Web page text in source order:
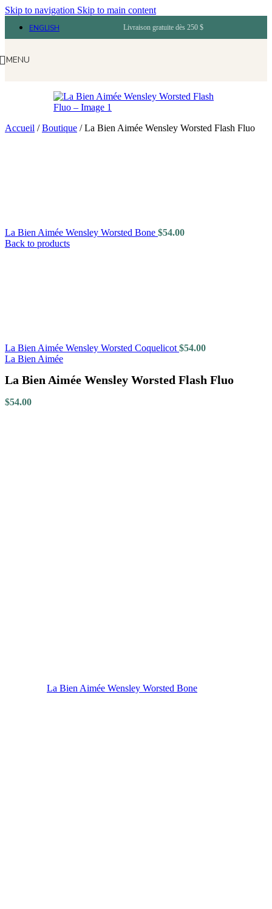
Skip to navigation Skip to main content
ENGLISH Livraison gratuite dès 250 $
MENU
Accueil /Boutique /La Bien Aimée Wensley Worsted Flash Fluo
La Bien Aimée Wensley Worsted Bone $54.00
Back to products
La Bien Aimée Wensley Worsted Coquelicot $54.00
La Bien Aimée
La Bien Aimée Wensley Worsted Flash Fluo
$54.00
La Bien Aimée Wensley Worsted Bone